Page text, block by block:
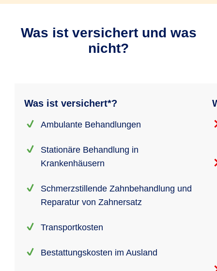
Was ist versichert und was
nicht?
Was ist versichert*?
Ambulante Behandlungen
Stationäre Behandlung in
Krankenhäusern
Schmerzstillende Zahnbehandlung und
Reparatur von Zahnersatz
Transportkosten
Bestattungskosten im Ausland